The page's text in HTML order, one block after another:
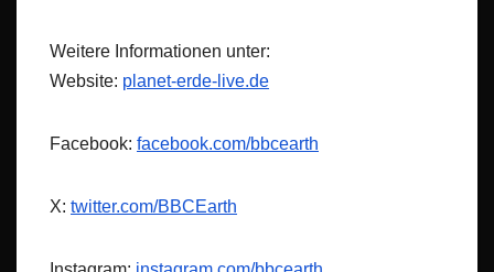
Weitere Informationen unter:
Website: planet-erde-live.de
Facebook: facebook.com/bbcearth
X: twitter.com/BBCEarth